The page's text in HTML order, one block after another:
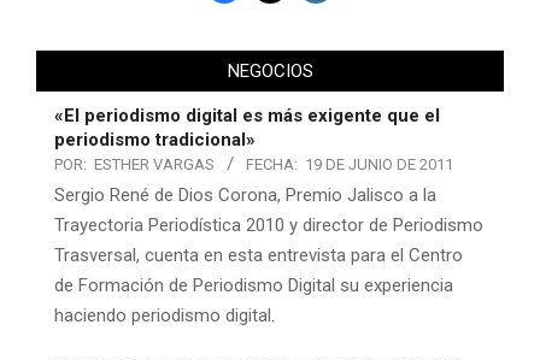
NEGOCIOS
«El periodismo digital es más exigente que el
periodismo tradicional»
POR: ESTHER VARGAS FECHA: 19 DE JUNIO DE 2011
Sergio René de Dios Corona, Premio Jalisco a la
Trayectoria Periodística 2010 y director de Periodismo
Trasversal, cuenta en esta entrevista para el Centro
de Formación de Periodismo Digital su experiencia
haciendo periodismo digital.